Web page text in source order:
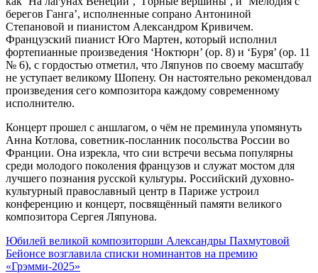
берегов Ганга’, исполненные сопрано Антониной
Степановой и пианистом Александром Кривичем.
Французский пианист Юго Мартен, который исполнил
фортепианные произведения ‘Ноктюрн’ (оp. 8) и ‘Буря’ (оp. 11
№ 6), с гордостью отметил, что Ляпунов по своему масштабу
не уступает великому Шопену. Он настоятельно рекомендовал
произведения сего композитора каждому современному
исполнителю.
Концерт прошел с аншлагом, о чём не преминула упомянуть
Анна Котлова, советник-посланник посольства России во
Франции. Она изрекла, что сии встречи весьма популярны
среди молодого поколения французов и служат мостом для
лучшего познания русской культуры. Российский духовно-
культурный православный центр в Париже устроил
конференцию и концерт, посвящённый памяти великого
композитора Сергея Ляпунова.
Навигация
по
Юбилей великой композиторши Александры Пахмутовой
Бейонсе возглавила списки номинантов на премию
«Грэмми-2025»